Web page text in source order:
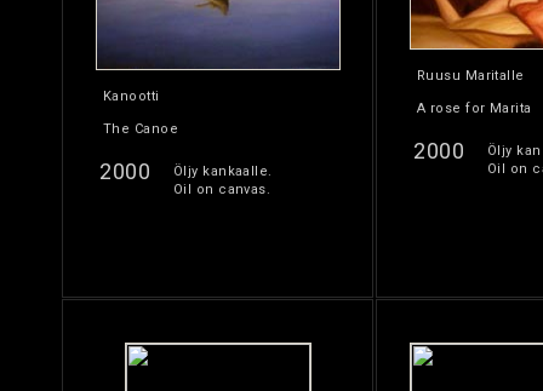
Kanootti
The Canoe
2000
Öljy kankaalle.
Oil on canvas.
Ruusu Maritalle
A rose for Marita
2000
Öljy
Oil on